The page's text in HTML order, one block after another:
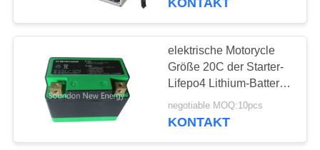
ÜBER
FABRIK-
AUSFLUG
Akkumulator-
Systeme
17
KONTAKT
elektrische Motorycle
Größe 20C der Starter-
Lifepo4 Lithium-Batterie-
12V 7Ah 120×64×105
Millimeter
negotiable MOQ:10pcs
KONTAKT